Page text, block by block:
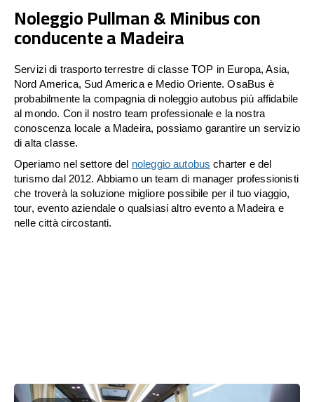
Noleggio Pullman & Minibus con
conducente a Madeira
Servizi di trasporto terrestre di classe TOP in Europa, Asia,
Nord America, Sud America e Medio Oriente. OsaBus è
probabilmente la compagnia di noleggio autobus più affidabile
al mondo. Con il nostro team professionale e la nostra
conoscenza locale a Madeira, possiamo garantire un servizio
di alta classe.
Operiamo nel settore del noleggio autobus charter e del
turismo dal 2012. Abbiamo un team di manager professionisti
che troverà la soluzione migliore possibile per il tuo viaggio,
tour, evento aziendale o qualsiasi altro evento a Madeira e
nelle città circostanti.